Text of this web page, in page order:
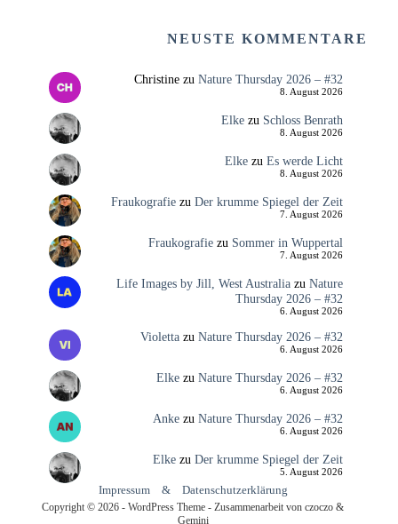
NEUSTE KOMMENTARE
Christinezu Nature Thursday 2026 – #32
8. August 2026
Elkezu Schloss Benrath
8. August 2026
Elkezu Es werde Licht
8. August 2026
Fraukografiezu Der krumme Spiegel der Zeit
7. August 2026
Fraukografiezu Sommer in Wuppertal
7. August 2026
Life Images by Jill, West Australiazu Nature
Thursday 2026 – #32
6. August 2026
Violettazu Nature Thursday 2026 – #32
6. August 2026
Elkezu Nature Thursday 2026 – #32
6. August 2026
Ankezu Nature Thursday 2026 – #32
6. August 2026
Elkezu Der krumme Spiegel der Zeit
5. August 2026
Impressum & Datenschutzerklärung
Copyright © 2026 - WordPress Theme - Zusammenarbeit von czoczo &
Gemini